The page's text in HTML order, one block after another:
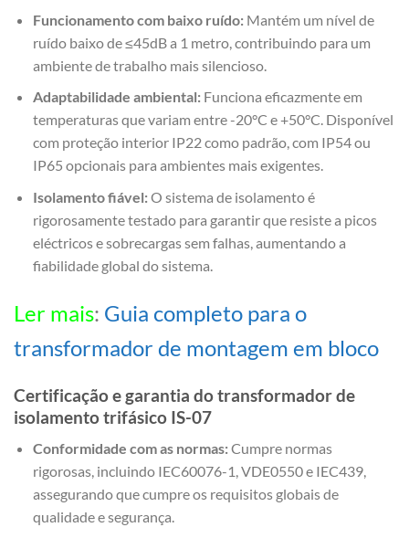
Funcionamento com baixo ruído:Mantém um nível de
ruído baixo de ≤45dB a 1 metro, contribuindo para um
ambiente de trabalho mais silencioso.
Adaptabilidade ambiental:Funciona eficazmente em
temperaturas que variam entre -20°C e +50°C. Disponível
com proteção interior IP22 como padrão, com IP54 ou
IP65 opcionais para ambientes mais exigentes.
Isolamento fiável:O sistema de isolamento é
rigorosamente testado para garantir que resiste a picos
eléctricos e sobrecargas sem falhas, aumentando a
fiabilidade global do sistema.
Ler mais: Guia completo para o
transformador de montagem em bloco
Certificação e garantia do transformador de
isolamento trifásico IS-07
Conformidade com as normas:Cumpre normas
rigorosas, incluindo IEC60076-1, VDE0550 e IEC439,
assegurando que cumpre os requisitos globais de
qualidade e segurança.